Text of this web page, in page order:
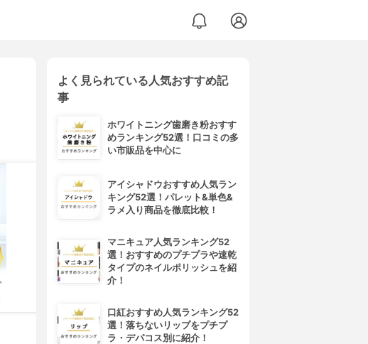
よく見られている人気おすすめ記
事
ホワイトニング歯磨き粉おすす
めランキング52選！口コミの多
い市販品を中心に
アイシャドウおすすめ人気ラン
キング52選！パレット&単色&
ラメ入り商品を徹底比較！
マニキュア人気ランキング52
選！おすすめのプチプラや速乾
タイプのネイルポリッシュを紹
介！
口紅おすすめ人気ランキング52
選！落ちないリップをプチプ
ラ・デパコス別に紹介！